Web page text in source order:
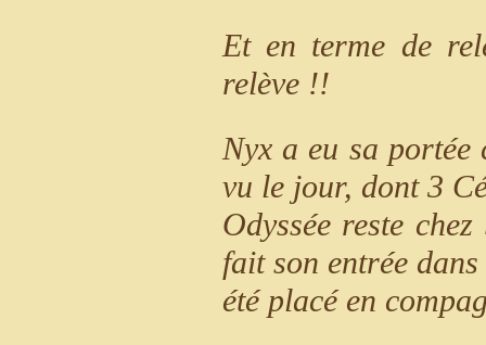
Et en terme de
relève !!
Nyx a eu sa portée
vu le jour, dont 3
Odyssée reste
fait son entrée
été placé en